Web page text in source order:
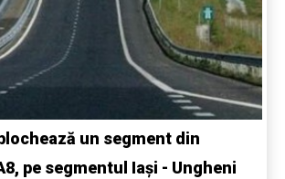
un segment din
pe segmentul Iași - Ungheni